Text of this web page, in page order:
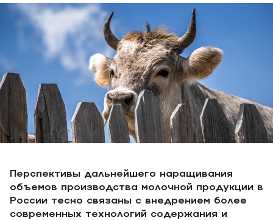
Перспективы дальнейшего наращивания
объемов производства молочной продукции в
России тесно связаны с внедрением более
современных технологий содержания и